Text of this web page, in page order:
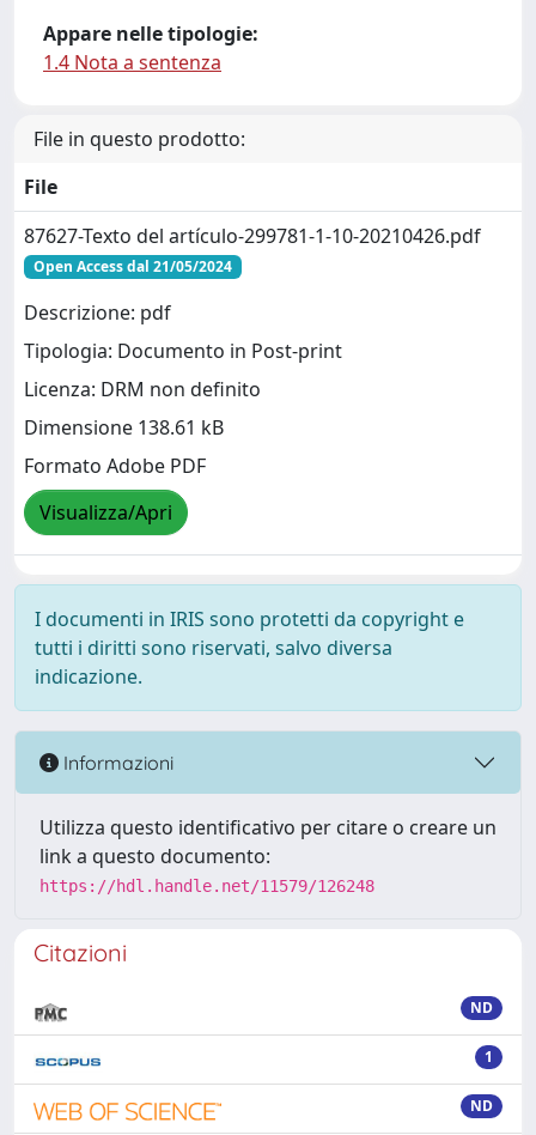
Appare nelle tipologie:
1.4 Nota a sentenza
File in questo prodotto:
File
87627-Texto del artículo-299781-1-10-20210426.pdf
Open Access dal 21/05/2024
Descrizione: pdf
Tipologia: Documento in Post-print
Licenza: DRM non definito
Dimensione 138.61 kB
Formato Adobe PDF
Visualizza/Apri
I documenti in IRIS sono protetti da copyright e
tutti i diritti sono riservati, salvo diversa
indicazione.
Informazioni
Utilizza questo identificativo per citare o creare un
link a questo documento:
https://hdl.handle.net/11579/126248
Citazioni
ND
1
ND